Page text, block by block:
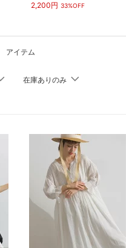
2,200円 33%OFF
アイテム
在庫ありのみ